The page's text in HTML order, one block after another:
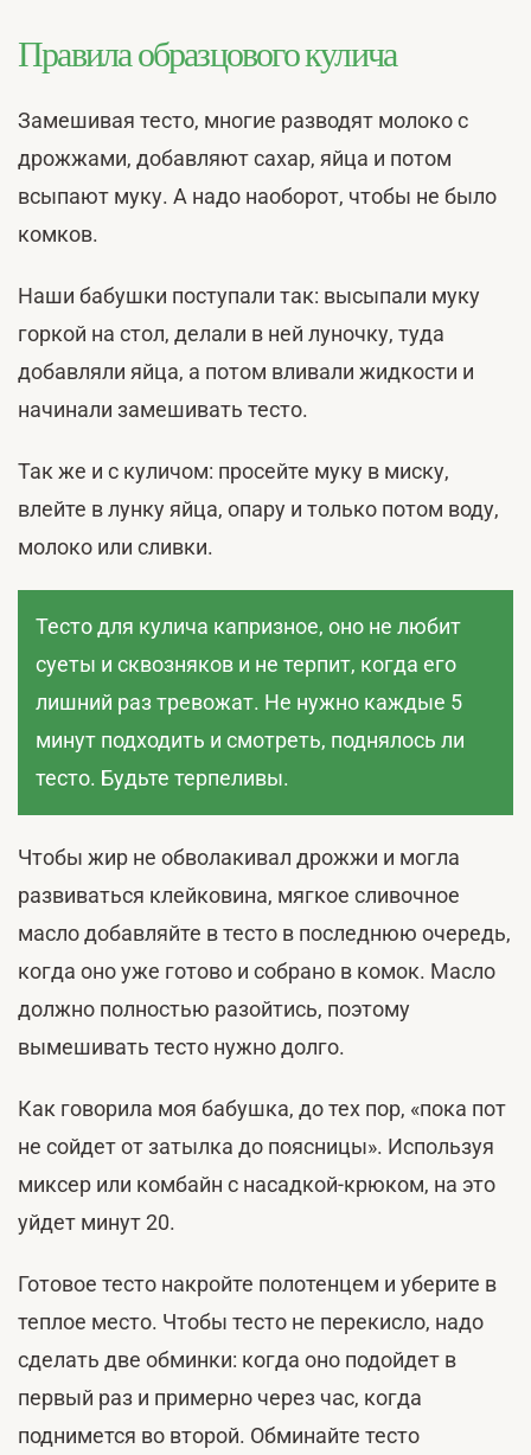
Правила образцового кулича
Замешивая тесто, многие разводят молоко с
дрожжами, добавляют сахар, яйца и потом
всыпают муку. А надо наоборот, чтобы не было
комков.
Наши бабушки поступали так: высыпали муку
горкой на стол, делали в ней луночку, туда
добавляли яйца, а потом вливали жидкости и
начинали замешивать тесто.
Так же и с куличом: просейте муку в миску,
влейте в лунку яйца, опару и только потом воду,
молоко или сливки.
Тесто для кулича капризное, оно не любит
суеты и сквозняков и не терпит, когда его
лишний раз тревожат. Не нужно каждые 5
минут подходить и смотреть, поднялось ли
тесто. Будьте терпеливы.
Чтобы жир не обволакивал дрожжи и могла
развиваться клейковина, мягкое сливочное
масло добавляйте в тесто в последнюю очередь,
когда оно уже готово и собрано в комок. Масло
должно полностью разойтись, поэтому
вымешивать тесто нужно долго.
Как говорила моя бабушка, до тех пор, «пока пот
не сойдет от затылка до поясницы». Используя
миксер или комбайн с насадкой-крюком, на это
уйдет минут 20.
Готовое тесто накройте полотенцем и уберите в
теплое место. Чтобы тесто не перекисло, надо
сделать две обминки: когда оно подойдет в
первый раз и примерно через час, когда
поднимется во второй. Обминайте тесто